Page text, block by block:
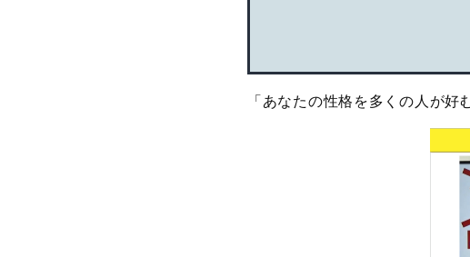
「あなたの性格を多くの人が好